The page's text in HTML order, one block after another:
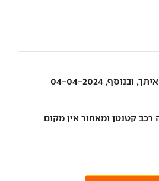
רכב קטנטן ומאחור אין מקום